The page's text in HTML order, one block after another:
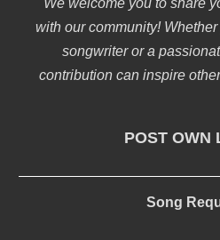
We welcome you to share
with our community!
songwriter or a
contribution can inspire
POST OWN
Song